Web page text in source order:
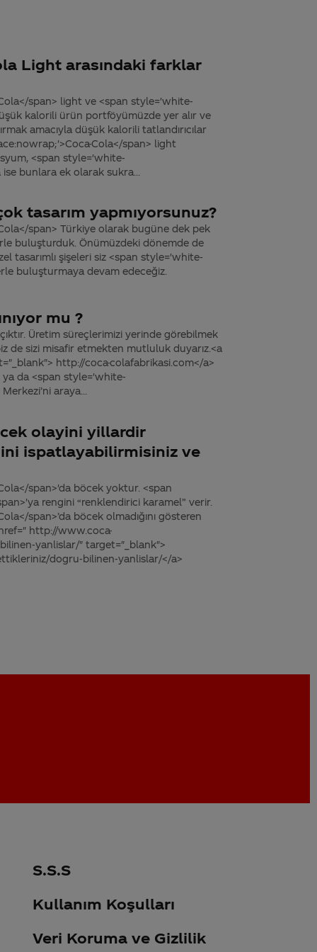
Light arasındaki farklar
span> light ve <span style='white-
kalorili ürün portföyümüzde yer alır ve
amacıyla düşük kalorili tatlandırıcılar
Cola</span> light
<span style='white-
bunlara ek olarak sukra...
tasarım yapmıyorsunuz?
span> Türkiye olarak bugüne dek pek
buluşturduk. Önümüzdeki dönemde de
tasarımlı şişeleri siz <span style='white-
buluşturmaya devam edeceğiz.
mu ?
Üretim süreçlerimizi yerinde görebilmek
de sizi misafir etmekten mutluluk duyarız.<a
http://coca-colafabrikasi.com</a>
da <span style='white-
araya...
olayini yillardir
ispatlayabilirmisiniz ve
span>'da böcek yoktur. <span
rengini “renklendirici karamel” verir.
span>’da böcek olmadığını gösteren
http://www.coca-
yanlislar/" target="_blank">
dogru-bilinen-yanlislar/</a>
S.S.S
Kullanım Koşulları
Veri Koruma ve Gizlilik